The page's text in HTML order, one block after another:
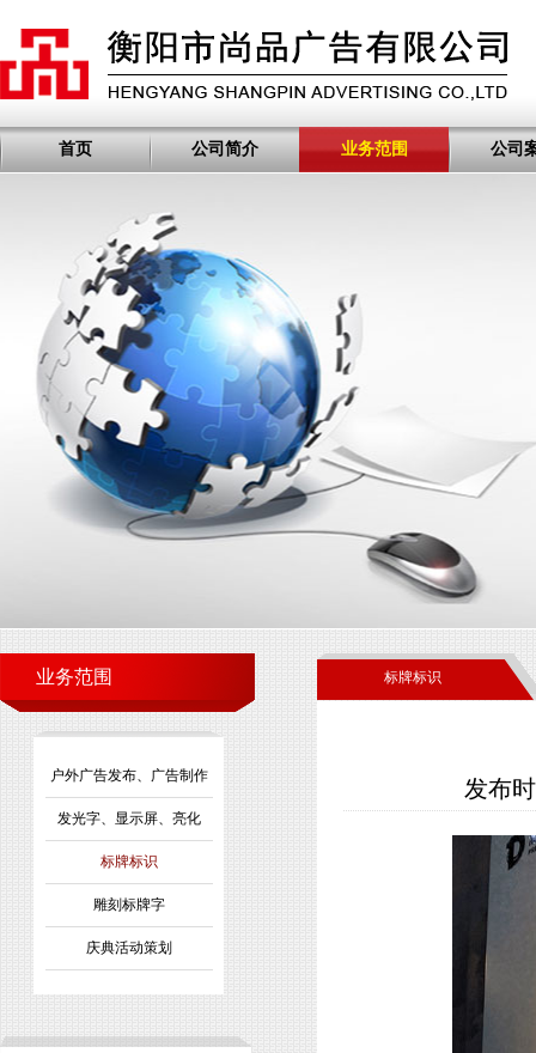
首页 公司简介 业务范围 公司
业务范围
户外广告发布、广告制作
发光字、显示屏、亮化
标牌标识
雕刻标牌字
庆典活动策划
标牌标识
发布